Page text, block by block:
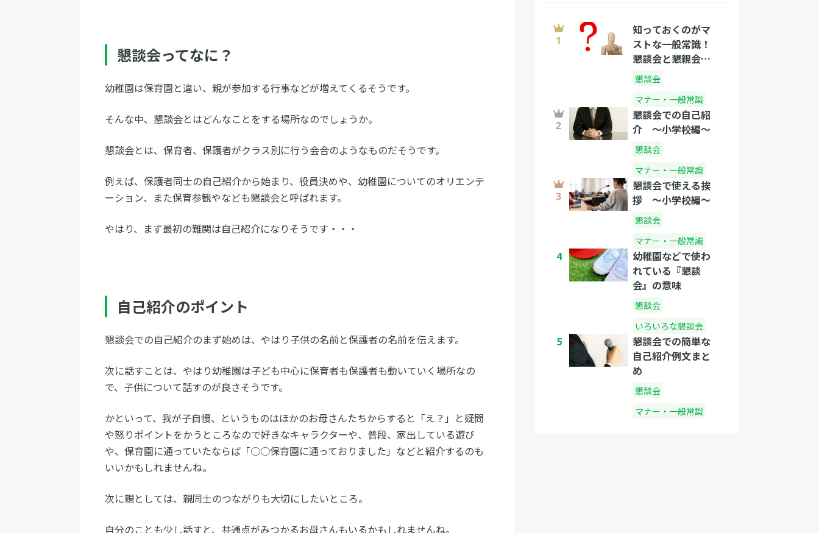
懇談会ってなに？
幼稚園は保育園と違い、親が参加する行事などが増えてくるそうです。
そんな中、懇談会とはどんなことをする場所なのでしょうか。
懇談会とは、保育者、保護者がクラス別に行う会合のようなものだそうです。
例えば、保護者同士の自己紹介から始まり、役員決めや、幼稚園についてのオリエンテ
ーション、また保育参観やなども懇談会と呼ばれます。
やはり、まず最初の難関は自己紹介になりそうです・・・
自己紹介のポイント
懇談会での自己紹介のまず始めは、やはり子供の名前と保護者の名前を伝えます。
次に話すことは、やはり幼稚園は子ども中心に保育者も保護者も動いていく場所なの
で、子供について話すのが良さそうです。
かといって、我が子自慢、というものはほかのお母さんたちからすると「え？」と疑問
や怒りポイントをかうところなので好きなキャラクターや、普段、家出している遊び
や、保育園に通っていたならば「○○保育園に通っておりました」などと紹介するのも
いいかもしれませんね。
次に親としては、親同士のつながりも大切にしたいところ。
自分のことも少し話すと、共通点がみつかるお母さんもいるかもしれませんね。
知っておくのがマ
ストな一般常識！
懇談会と懇親会の
違い
懇談会
マナー・一般常識
懇談会での自己紹
介 〜小学校編〜
懇談会
マナー・一般常識
懇談会で使える挨
拶 〜小学校編〜
懇談会
マナー・一般常識
4
幼稚園などで使わ
れている『懇談
会』の意味
懇談会
いろいろな懇談会
5
懇談会での簡単な
自己紹介例文まと
め
懇談会
マナー・一般常識